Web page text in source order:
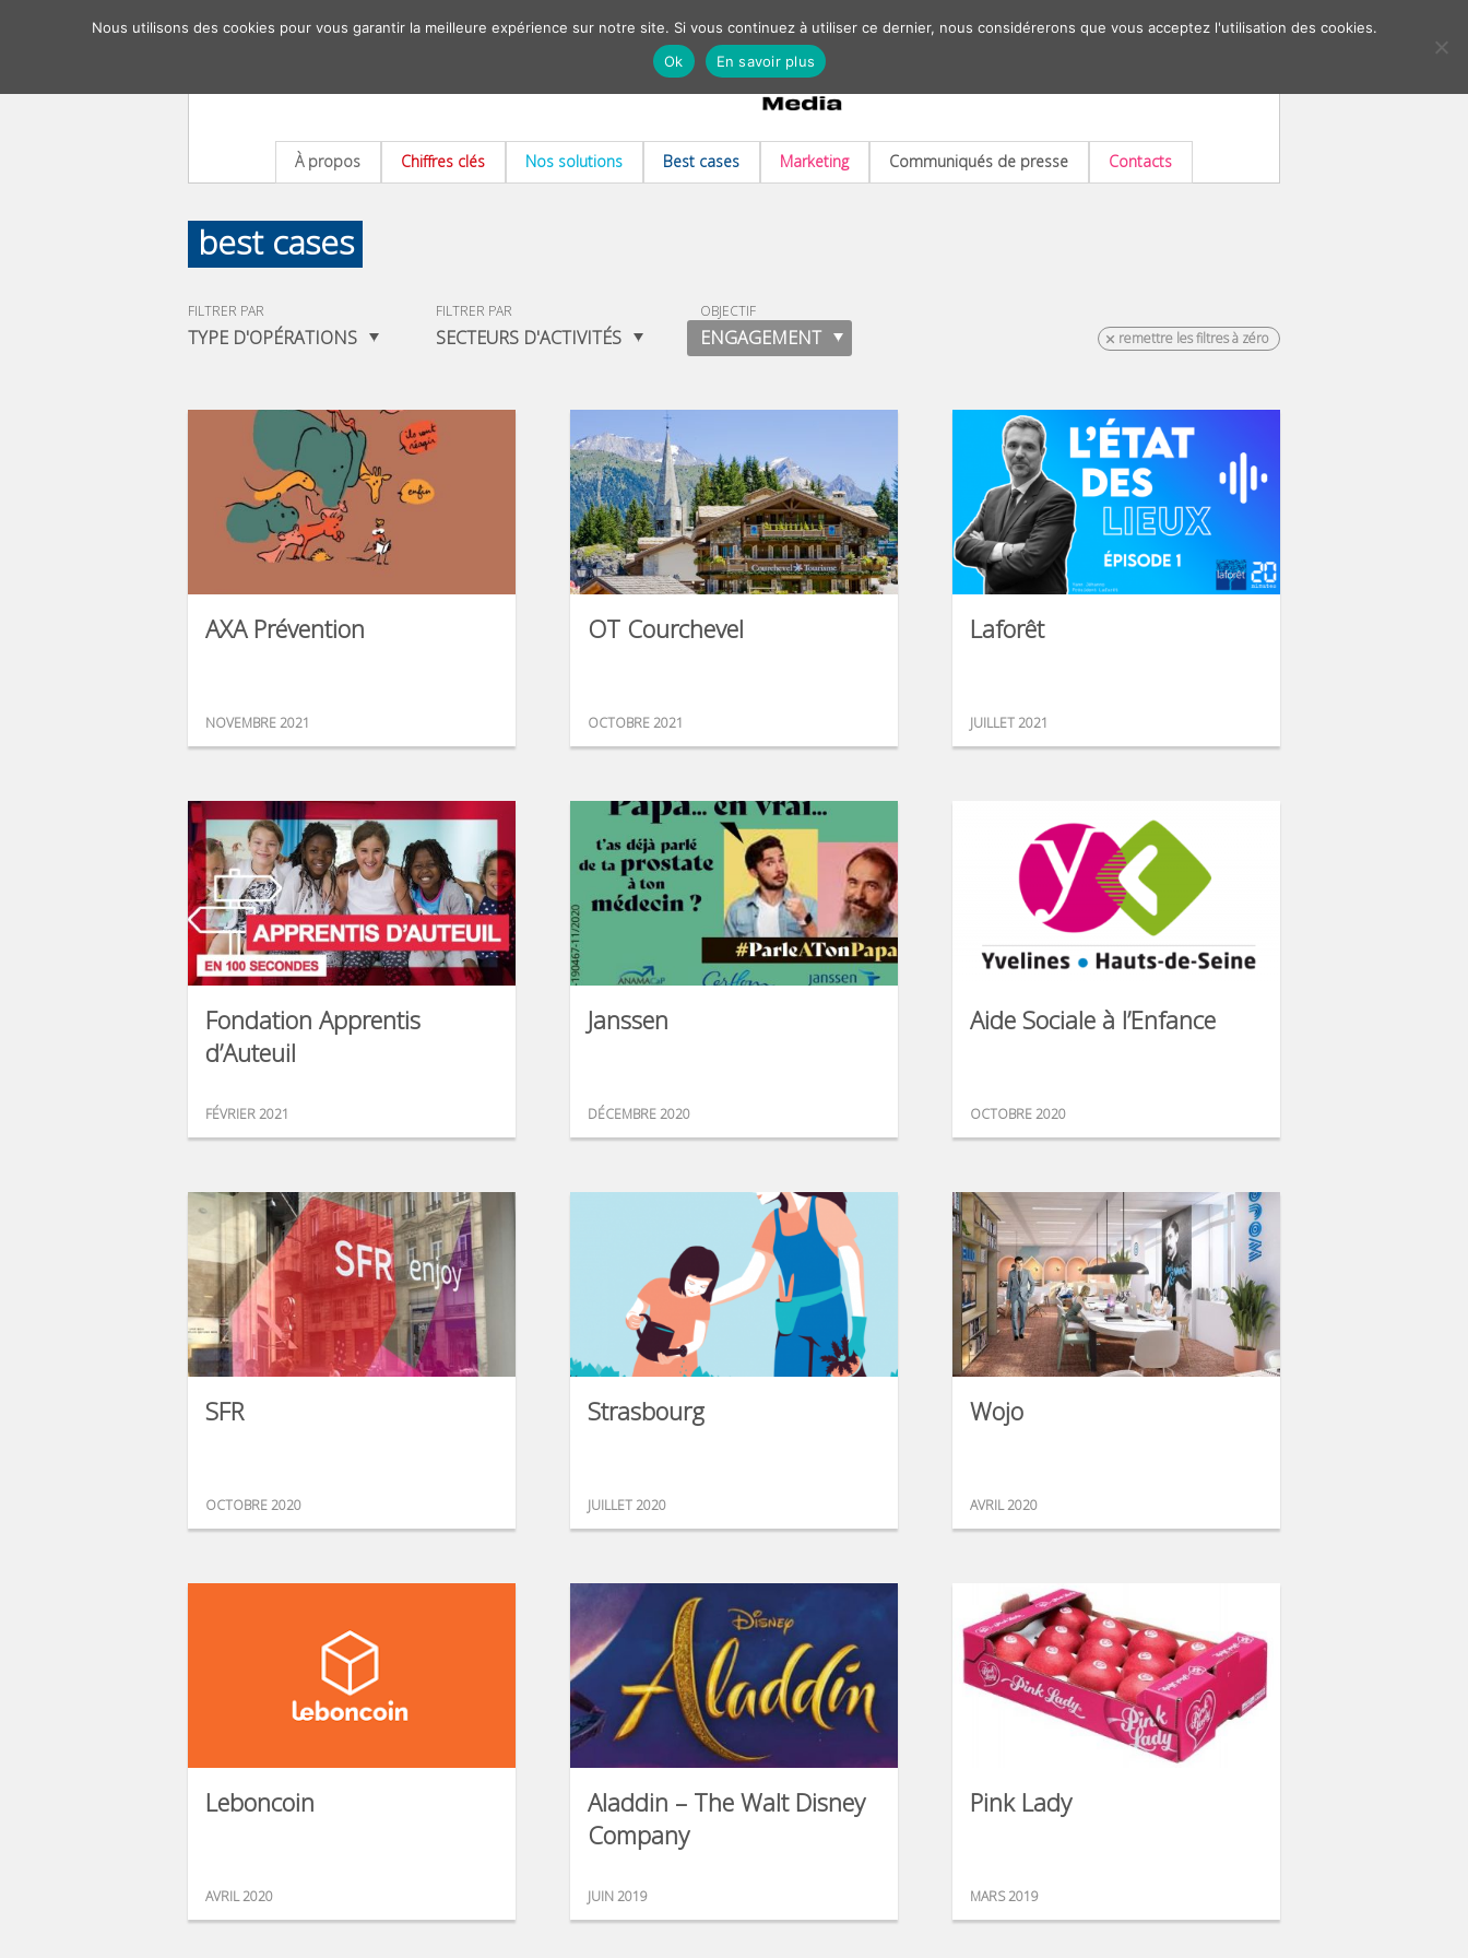
À propos Chiffres clés Nos solutions Best cases Marketing Communiqués de presse Contacts
best cases
FILTRER PAR
TYPE D'OPÉRATIONS
FILTRER PAR
SECTEURS D'ACTIVITÉS
OBJECTIF
ENGAGEMENT remettre les filtres à zéro
AXA Prévention
NOVEMBRE 2021
OT Courchevel
OCTOBRE 2021
Laforêt
JUILLET 2021
Fondation Apprentis
d’Auteuil
FÉVRIER 2021
Janssen
DÉCEMBRE 2020
Aide Sociale à l’Enfance
OCTOBRE 2020
SFR
OCTOBRE 2020
Strasbourg
JUILLET 2020
Wojo
AVRIL 2020
Leboncoin
AVRIL 2020
Aladdin – The Walt Disney
Company
JUIN 2019
Pink Lady
MARS 2019
Nous utilisons des cookies pour vous garantir la meilleure expérience sur notre site. Si vous continuez à utiliser ce dernier, nous considérerons que vous acceptez l'utilisation des cookies.
Ok
En savoir plus